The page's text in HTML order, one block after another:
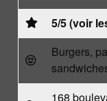
5/5 (voir
Burgers,
168